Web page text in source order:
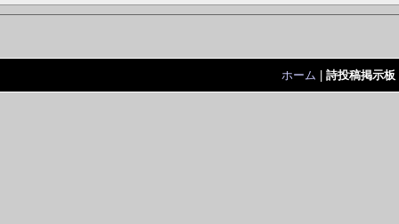
ホーム 詩投稿掲示板